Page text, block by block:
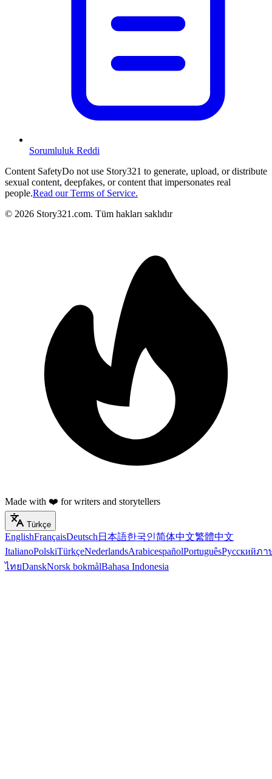
Sorumluluk Reddi
Content SafetyDo not use Story321 to generate, upload, or distribute
sexual content, deepfakes, or content that impersonates real
people.Read our Terms of Service.
© 2026 Story321.com. Tüm hakları saklıdır
Made with ❤️ for writers and storytellers
Türkçe
EnglishFrançaisDeutsch 日本語한국인简体中文繁體中文
ItalianoPolskiTürkçeNederlandsArabicespañolPortuguêsРусскийภา
ไทยDanskNorsk bokmålBahasa Indonesia